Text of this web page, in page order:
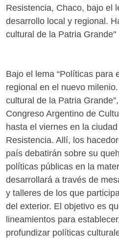
Resistencia, Chaco, bajo el
desarrollo local y regional.
cultural de la Patria Grande"
Bajo el lema “Políticas para
regional en el nuevo
cultural de la Patria
Congreso Argentino de
hasta el viernes en la
Resistencia. Allí, los
país debatirán sobre su
políticas públicas en la
desarrollará a través de
y talleres de los que
del exterior. El objetivo es
lineamientos para
profundizar políticas